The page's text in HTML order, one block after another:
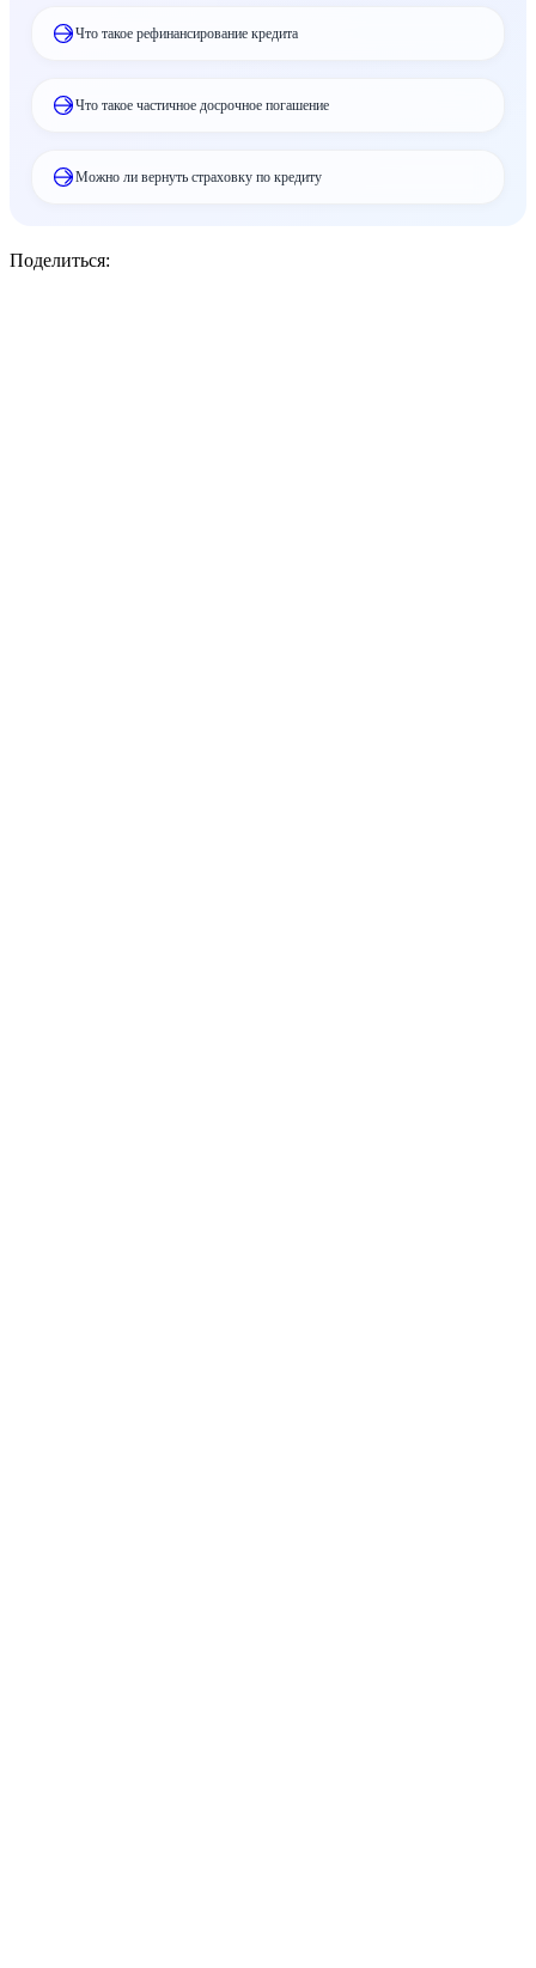
Что такое рефинансирование кредита
Что такое частичное досрочное погашение
Можно ли вернуть страховку по кредиту
Поделиться: